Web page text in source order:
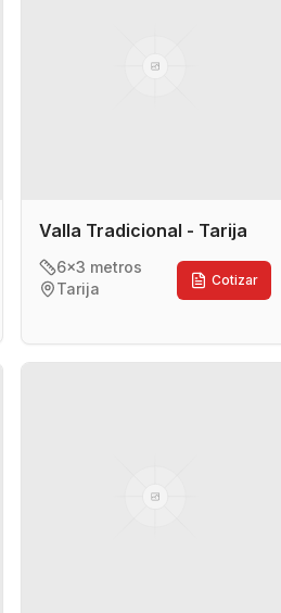
Valla Tradicional - Tarija
6x3 metros
Tarija
Cotizar